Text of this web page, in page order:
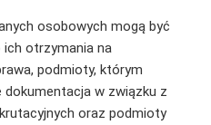
osobowych mogą być
ich otrzymania na
podmioty, którym
w związku z
oraz podmioty